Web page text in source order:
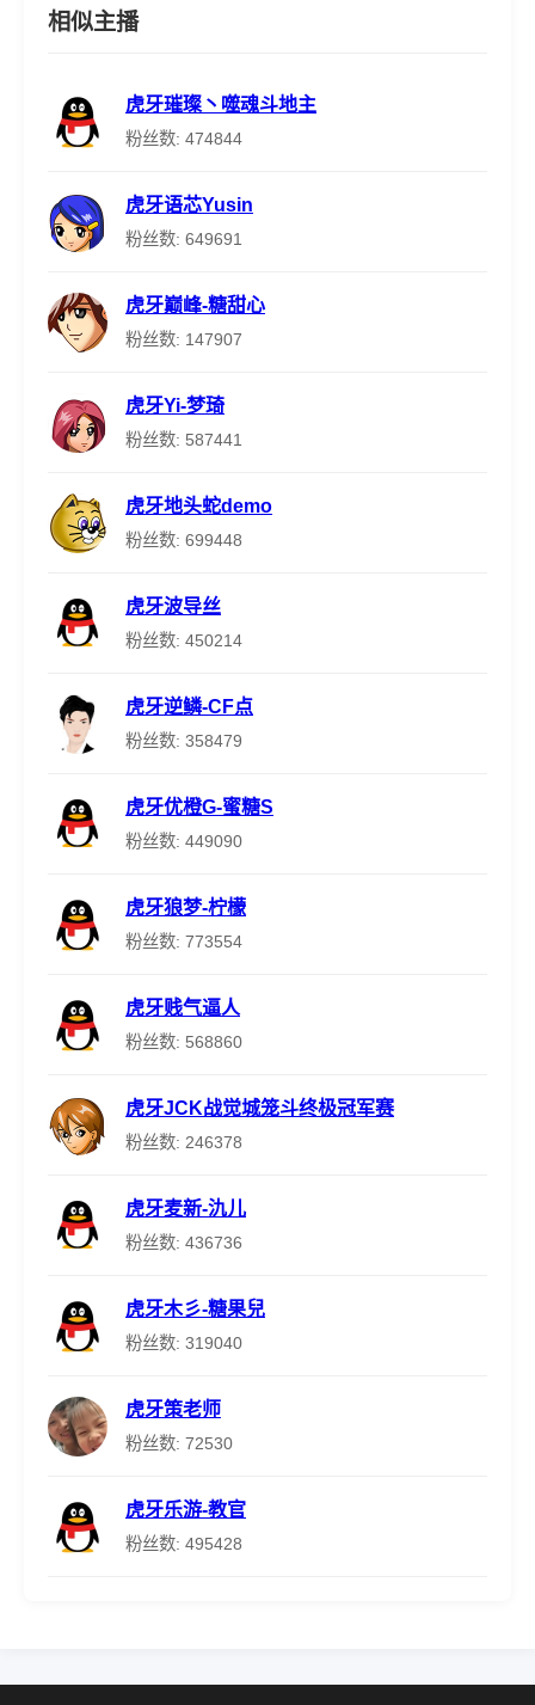
相似主播
虎牙璀璨丶噬魂斗地主
粉丝数: 474844
虎牙语芯Yusin
粉丝数: 649691
虎牙巅峰-糖甜心
粉丝数: 147907
虎牙Yi-梦琦
粉丝数: 587441
虎牙地头蛇demo
粉丝数: 699448
虎牙波导丝
粉丝数: 450214
虎牙逆鳞-CF点
粉丝数: 358479
虎牙优橙G-蜜糖S
粉丝数: 449090
虎牙狼梦-柠檬
粉丝数: 773554
虎牙贱气逼人
粉丝数: 568860
虎牙JCK战觉城笼斗终极冠军赛
粉丝数: 246378
虎牙麦新-氿儿
粉丝数: 436736
虎牙木彡-糖果兒
粉丝数: 319040
虎牙策老师
粉丝数: 72530
虎牙乐游-教官
粉丝数: 495428